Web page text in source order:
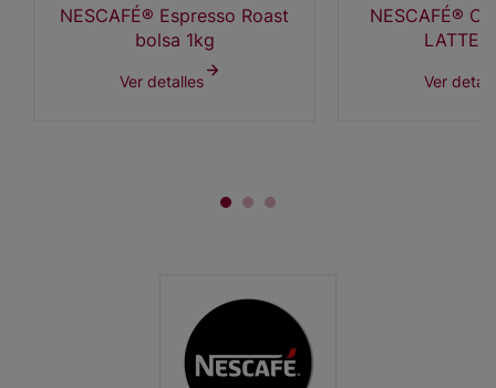
NESCAFÉ® Espresso Roast
bolsa 1kg
Ver detalles
NESCAFÉ®
LATTE
Ver